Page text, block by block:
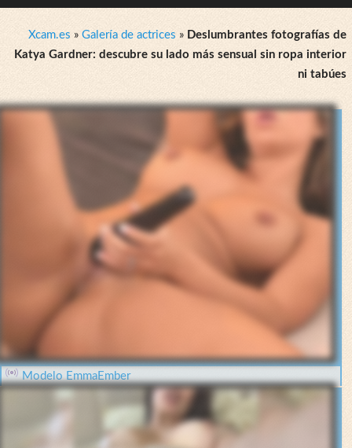
Xcam.es » Galería de actrices » Deslumbrantes fotografías de
Katya Gardner: descubre su lado más sensual sin ropa interior
ni tabúes
Modelo EmmaEmber